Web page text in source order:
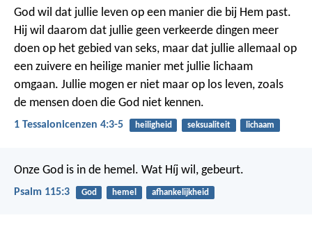
God wil dat jullie leven op een manier die bij Hem past.
Hij wil daarom dat jullie geen verkeerde dingen meer
doen op het gebied van seks, maar dat jullie allemaal op
een zuivere en heilige manier met jullie lichaam
omgaan. Jullie mogen er niet maar op los leven, zoals
de mensen doen die God niet kennen.
1 Tessalonicenzen 4:3-5 heiligheid seksualiteit lichaam
Onze God is in de hemel. Wat Híj wil, gebeurt.
Psalm 115:3 God hemel afhankelijkheid